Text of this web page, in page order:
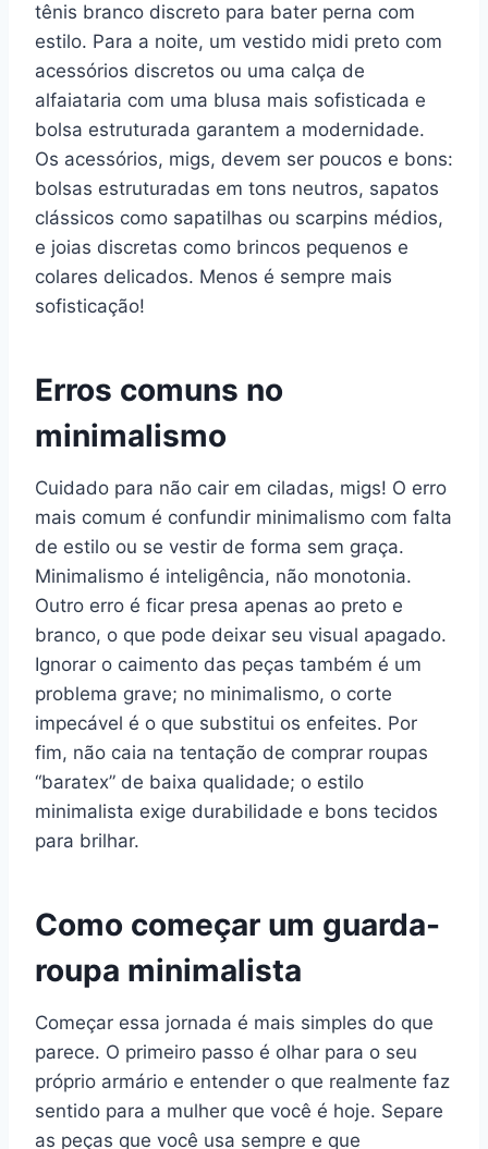
tênis branco discreto para bater perna com
estilo. Para a noite, um vestido midi preto com
acessórios discretos ou uma calça de
alfaiataria com uma blusa mais sofisticada e
bolsa estruturada garantem a modernidade.
Os acessórios, migs, devem ser poucos e bons:
bolsas estruturadas em tons neutros, sapatos
clássicos como sapatilhas ou scarpins médios,
e joias discretas como brincos pequenos e
colares delicados. Menos é sempre mais
sofisticação!
Erros comuns no
minimalismo
Cuidado para não cair em ciladas, migs! O erro
mais comum é confundir minimalismo com falta
de estilo ou se vestir de forma sem graça.
Minimalismo é inteligência, não monotonia.
Outro erro é ficar presa apenas ao preto e
branco, o que pode deixar seu visual apagado.
Ignorar o caimento das peças também é um
problema grave; no minimalismo, o corte
impecável é o que substitui os enfeites. Por
fim, não caia na tentação de comprar roupas
“baratex” de baixa qualidade; o estilo
minimalista exige durabilidade e bons tecidos
para brilhar.
Como começar um guarda-
roupa minimalista
Começar essa jornada é mais simples do que
parece. O primeiro passo é olhar para o seu
próprio armário e entender o que realmente faz
sentido para a mulher que você é hoje. Separe
as peças que você usa sempre e que